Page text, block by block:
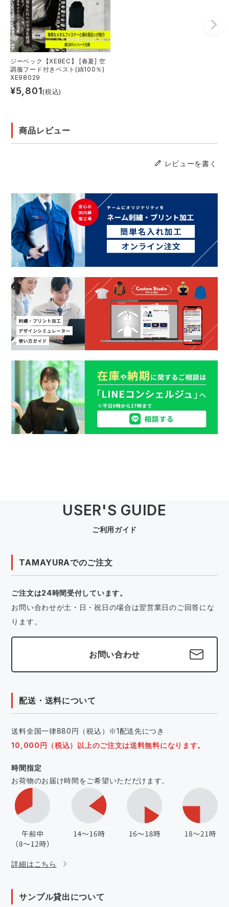
ジーベック【XEBEC】 [春夏] 空
調服フード付きベスト(綿100％)
XE98029
¥5,801(税込)
商品レビュー
レビューを書く
USER'S GUIDE
ご利用ガイド
TAMAYURAでのご注文
ご注文は24時間受付しています。
お問い合わせが土・日・祝日の場合は翌営業日のご回答にな
ります。
お問い合わせ
配送・送料について
送料全国一律880円（税込）※1配送先につき
10,000円（税込）以上のご注文は送料無料になります。
時間指定
お荷物のお届け時間をご希望いただだけます。
詳細はこちら
サンプル貸出について